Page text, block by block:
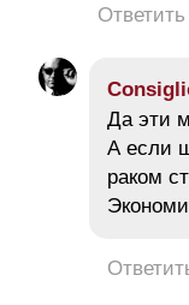
Ответить
Да эти
А если
раком